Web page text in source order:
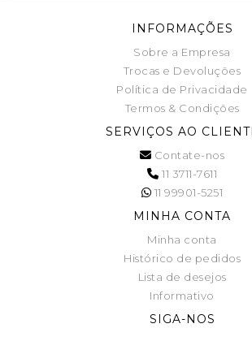
INFORMAÇÕES
Sobre a Empresa
Trocas e Devoluções
Política de Privacidade
Termos & Condições
SERVIÇOS AO
Contate-nos
11 3711-7611
11 99901-5251
MINHA CONTA
Minha conta
Histórico de pedidos
Lista de desejos
Informativo
SIGA-NOS